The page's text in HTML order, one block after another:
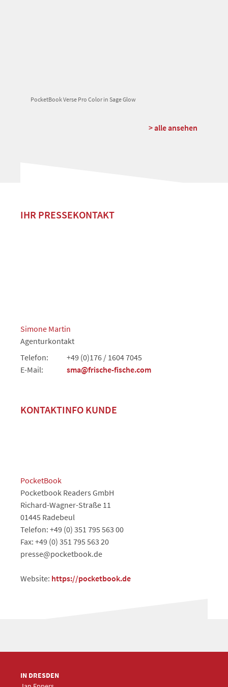
PocketBook Verse Pro Color in Sage Glow
> alle ansehen
IHR PRESSEKONTAKT
Simone Martin
Agenturkontakt
Telefon:
+49 (0)176 / 1604 7045
E-Mail:
sma@frische-fische.com
KONTAKTINFO KUNDE
PocketBook
Pocketbook Readers GmbH
Richard-Wagner-Straße 11
01445 Radebeul
Telefon: +49 (0) 351 795 563 00
Fax: +49 (0) 351 795 563 20
presse@pocketbook.de
Website: https://pocketbook.de
IN DRESDEN